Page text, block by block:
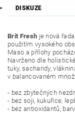
DISKUZE
Brit Fresh je nová
použitím vysokého
Maso a přílohy
Navrženo dle
tuky, sacharidy,
v balancovaném
- bez zbytečných
- bez soji, kukuřice,
- bez antioxidantů,